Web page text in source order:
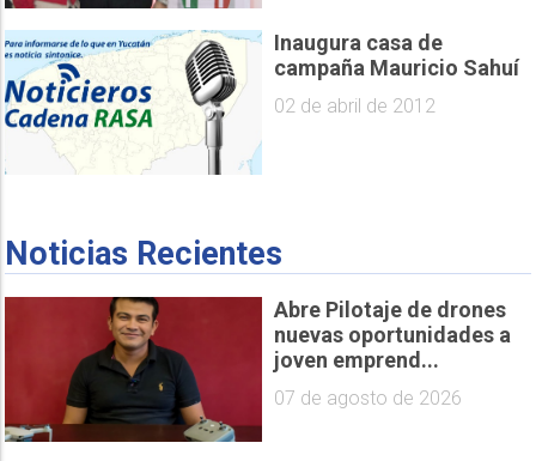
Inaugura casa de
campaña Mauricio Sahuí
02 de abril de 2012
Noticias Recientes
Abre Pilotaje de drones
nuevas oportunidades a
joven emprend...
07 de agosto de 2026